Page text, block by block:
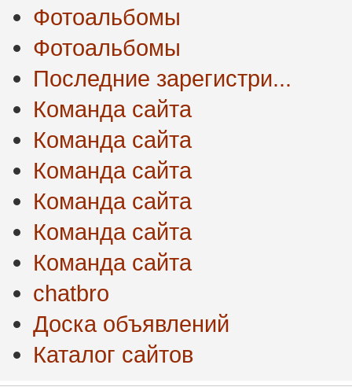
Фотоальбомы
Фотоальбомы
Последние зарегистри...
Команда сайта
Команда сайта
Команда сайта
Команда сайта
Команда сайта
Команда сайта
chatbro
Доска объявлений
Каталог сайтов